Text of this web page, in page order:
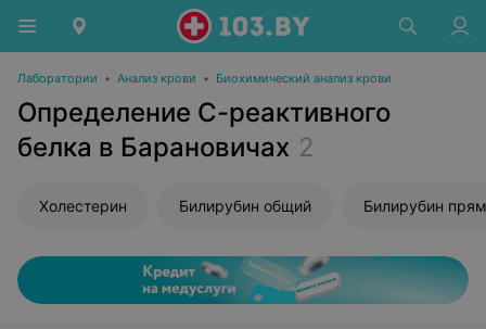
Лаборатории • Анализ крови • Биохимический анализ крови
Определение С-реактивного
белка в Барановичах 2
Холестерин Билирубин общий Билирубин